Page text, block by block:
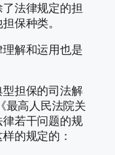
法律规定的担
保种类。
解和运用也是
担保的司法解
最高人民法院关
若干问题的规
的规定的：